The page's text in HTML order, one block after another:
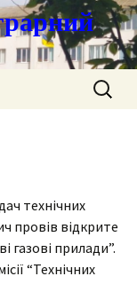
Пошук:
технічних
провів відкрите
газові прилади”.
“Технічних